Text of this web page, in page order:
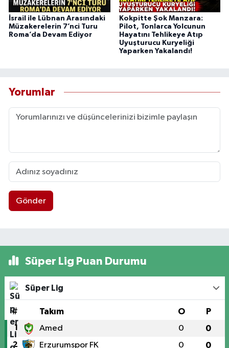
İsrail ile Lübnan Arasındaki
Müzakerelerin 7’nci Turu
Roma’da Devam Ediyor
Kokpitte Şok Manzara:
Pilot, Tonlarca Yolcunun
Hayatını Tehlikeye Atıp
Uyuşturucu Kuryeliği
Yaparken Yakalandı!
Yorumlar
Gönder
Süper Lig Puan Durumu
Süper Lig
# Takım O P
1 Amed 0 0
2 Erzurumspor FK 0 0